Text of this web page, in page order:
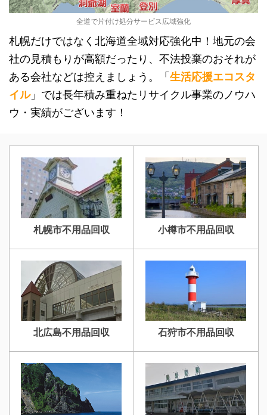
全道で片付け処分サービス広域強化
札幌だけではなく北海道全域対応強化中！地元の会
社の見積もりが高額だったり、不法投棄のおそれが
ある会社などは控えましょう。「 生活応援エコスタ
イル」では長年積み重ねたリサイクル事業のノウハ
ウ・実績がございます！
札幌市不用品回収 小樽市不用品回収
北広島不用品回収 石狩市不用品回収